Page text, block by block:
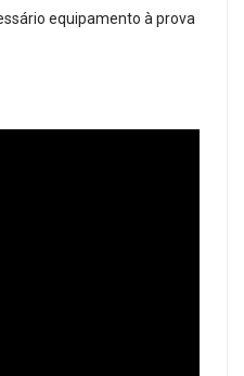
equipamento à prova